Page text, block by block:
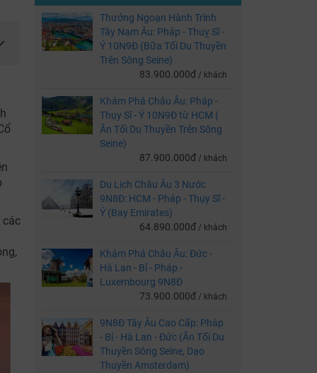
các
Thưởng Ngoạn Hành Trình
Tây Nam Âu: Pháp - Thuỵ Sĩ -
Ý 10N9Đ (Bữa Tối Du Thuyền
Trên Sông Seine)
83.900.000đ / khách
Khám Phá Châu Âu: Pháp -
Thụy Sĩ - Ý 10N9Đ từ HCM (
Ăn Tối Du Thuyền Trên Sông
Seine)
87.900.000đ / khách
Du Lịch Châu Âu 3 Nước
9N8Đ: HCM - Pháp - Thụy Sĩ -
Ý (Bay Emirates)
64.890.000đ / khách
Khám Phá Châu Âu: Đức -
Hà Lan - Bỉ - Pháp -
Luxembourg 9N8Đ
73.900.000đ / khách
9N8Đ Tây Âu Cao Cấp: Pháp
- Bỉ - Hà Lan - Đức (Ăn Tối Du
Thuyền Sông Seine, Dạo
Thuyền Amsterdam)